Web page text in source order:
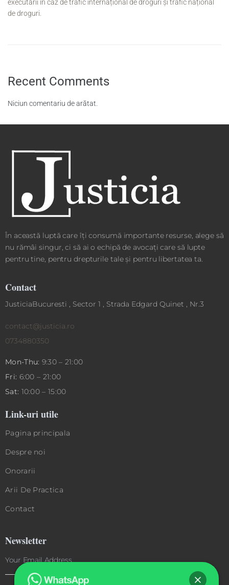
executării în caz de trafic internațional de droguri și trafic național
de droguri.
Recent Comments
Niciun comentariu de arătat.
În această luptă care îți consumă importante resurse, alege să
nu rămâi singur, ci să ai o echipă de avocați care să lupte
pentru tine, pentru drepturile tale și pentru libertatea ta.
Contact
JusticiaBucuresti , Sector 1 , Strada Edgard Quinet , Nr.3
contact@justicia.ro
0734880350
Mon-Thu: 9:30 – 21:00
Fri: 6:00 – 21:00
Sat: 10:00 – 15:00
Link-uri utile
Pagina principala
Despre noi
Onorarii
Arii De Practica
Contact
Newsletter